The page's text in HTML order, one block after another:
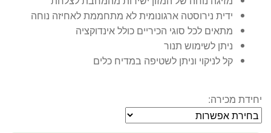
ידית נירוסטה ארגונומית לא מתחממת לאחיזה נוחה
מתאים לכל סוגי הכיריים כולל אינדוקציה
ניתן לשימוש תנור
קל לניקוי וניתן לשטיפה במדיח כלים
יחידת מכירה: